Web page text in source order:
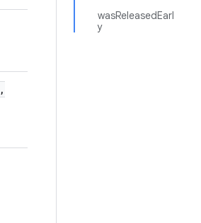
wasReleasedEarl
y
,